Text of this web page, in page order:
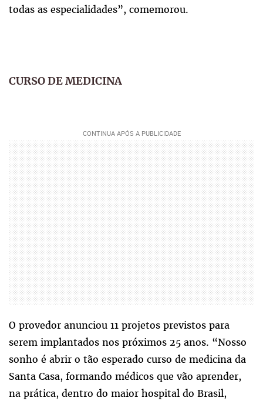
todas as especialidades”, comemorou.
CURSO DE MEDICINA
O provedor anunciou 11 projetos previstos para
serem implantados nos próximos 25 anos. “Nosso
sonho é abrir o tão esperado curso de medicina da
Santa Casa, formando médicos que vão aprender,
na prática, dentro do maior hospital do Brasil,